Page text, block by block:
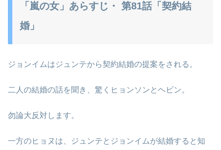
「嵐の女」あらすじ・ 第81話「契約結
婚」
ジョンイムはジュンテから契約結婚の提案をされる。
二人の結婚の話を聞き、驚くヒョンソンとヘビン。
勿論大反対します。
一方のヒョヌは、ジュンテとジョンイムが結婚すると知